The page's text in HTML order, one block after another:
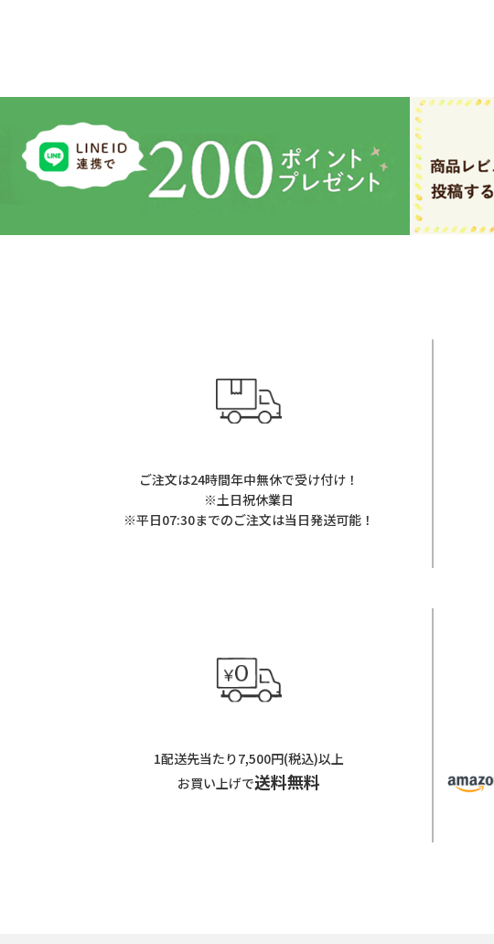
ご注文は24時間年中無休で受け付け！
※土日祝休業日
※平日07:30までのご注文は当日発送可能！
1配送先当たり7,500円(税込)以上
お買い上げで送料無料